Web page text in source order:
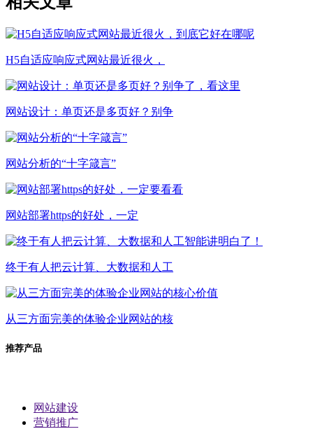
H5自适应响应式网站最近很火，
网站设计：单页还是多页好？别争
网站分析的“十字箴言”
网站部署https的好处，一定
终于有人把云计算、大数据和人工
从三方面完美的体验企业网站的核
推荐产品
网站建设
营销推广